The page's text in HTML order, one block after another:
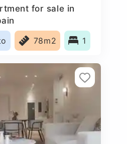
for sale in
78m2 1